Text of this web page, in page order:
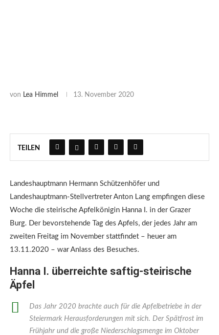
von Lea Himmel 13. November 2020
TEILEN
Landeshauptmann Hermann Schützenhöfer und
Landeshauptmann-Stellvertreter Anton Lang empfingen diese
Woche die steirische Apfelkönigin Hanna I. in der Grazer
Burg. Der bevorstehende Tag des Apfels, der jedes Jahr am
zweiten Freitag im November stattfindet – heuer am
13.11.2020 – war Anlass des Besuches.
Hanna I. überreichte saftig-steirische
Äpfel
Das Jahr 2020 brachte auch für die Apfelbetriebe in der
Steiermark Herausforderungen mit sich. Der Spätfrost im
Frühjahr und die große Niederschlagsmenge im Oktober